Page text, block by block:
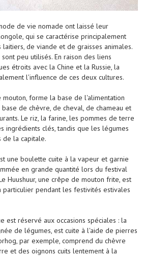
de vie nomade ont laissé leur
qui se caractérise principalement
de viande et de graisses animales.
peu utilisés. En raison des liens
étroits avec la Chine et la Russie, la
l'influence de ces deux cultures.
forme la base de l'alimentation
de chèvre, de cheval, de chameau et
Le riz, la farine, les pommes de terre
ingrédients clés, tandis que les légumes
de la capitale.
une boulette cuite à la vapeur et garnie
en grande quantité lors du festival
Huushuur, une crêpe de mouton frite, est
pendant les festivités estivales
est réservé aux occasions spéciales : la
de légumes, est cuite à l'aide de pierres
par exemple, comprend du chèvre
et des oignons cuits lentement à la